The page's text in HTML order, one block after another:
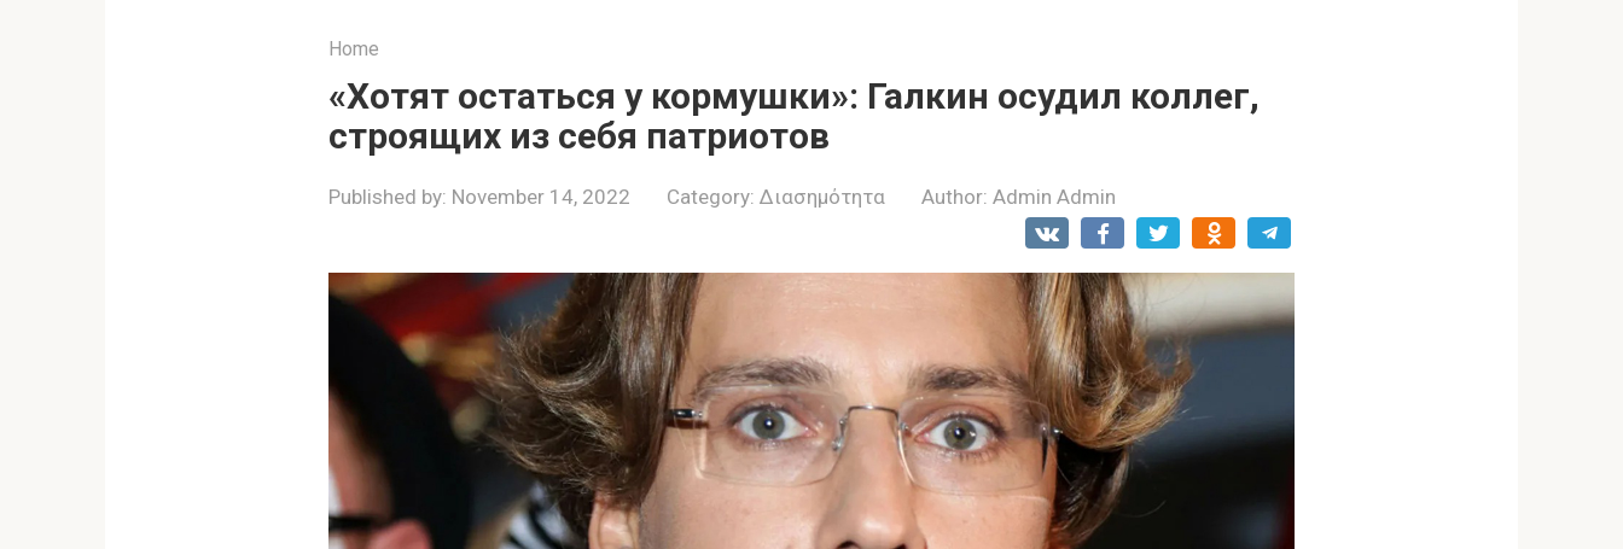
Home
«Хотят остаться у кормушки»: Галкин осудил коллег,
строящих из себя патриотов
Published by: November 14, 2022 Category: Διασημότητα Author: Admin Admin